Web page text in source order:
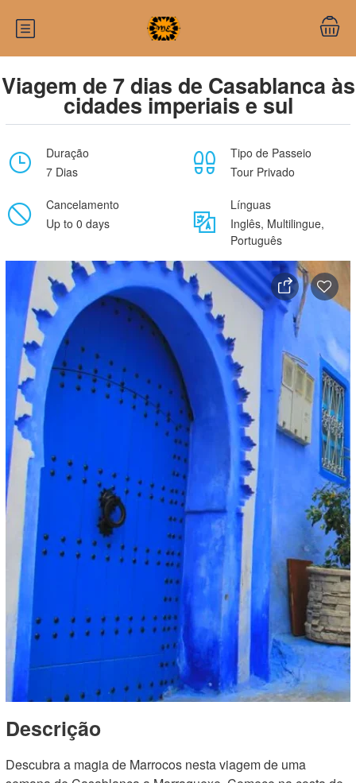
Viagem de 7 dias de Casablanca às
cidades imperiais e sul
Duração
7 Dias
Tipo de Passeio
Tour Privado
Cancelamento
Up to 0 days
Línguas
Inglês, Multilingue,
Português
Descrição
Descubra a magia de Marrocos nesta viagem de uma